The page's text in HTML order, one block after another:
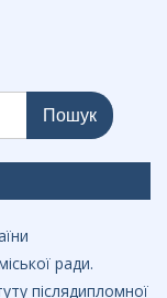
ради.
післядипломної